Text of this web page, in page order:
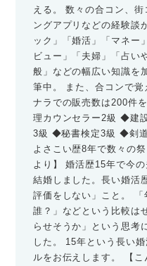
える。 数々の合コン、
ングアプリなどの経験談
ック」「婚活」「マネー
ビュー」「夫婦」「占い
般」などの幅広い知識を
筆中。 また、合コンで
ナラでの販売数は200件
理カウンセラー2級 ◆建
3級 ◆秘書検定3級 ◆剣
よさこい歴8年で数々の
より】 婚活歴15年で今
結婚しました。長い婚活
評価をしない」こと。
誰？」などという比較は
らせそうか」という思考
した。 15年という長い
ルをお伝えします。 【